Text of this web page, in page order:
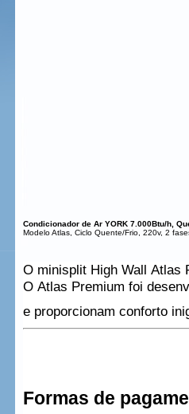
Condicionador de Ar YORK 7.000Btu/h,
Modelo Atlas, Ciclo Quente/Frio, 220v, 2
O minisplit High Wall Atlas
O Atlas Premium foi
e proporcionam conforto
Formas de